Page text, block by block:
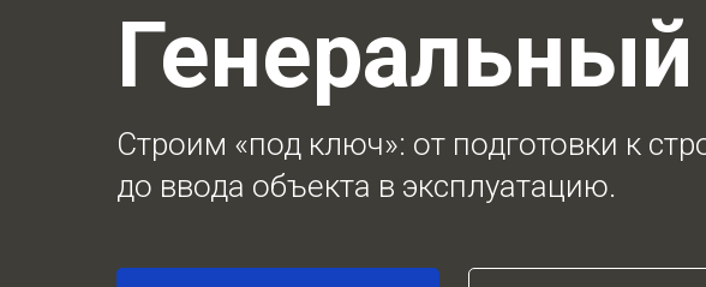
Строим «под ключ»: от подготовки к
до ввода объекта в эксплуатацию.